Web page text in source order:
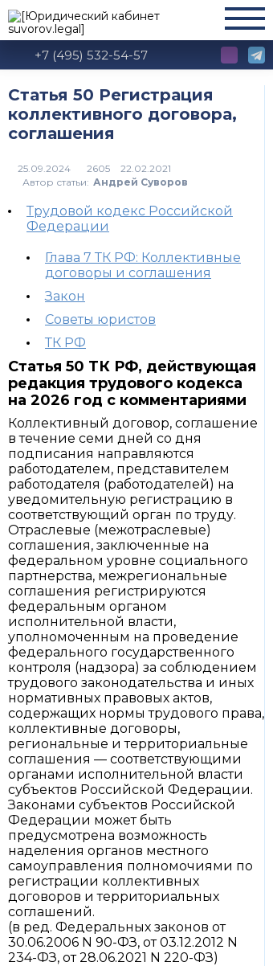
+7 (495) 532-54-57
Статья 50 Регистрация
коллективного договора,
соглашения
2605
Автор статьи: Андрей Суворов
Трудовой кодекс Российской
Федерации
Глава 7 ТК РФ: Коллективные
договоры и соглашения
Закон
Советы юристов
ТК РФ
Статья 50 ТК РФ, действующая
редакция трудового кодекса
на 2026 год с комментариями
Коллективный договор, соглашение
в течение семи дней со дня
подписания направляются
работодателем, представителем
работодателя (работодателей) на
уведомительную регистрацию в
соответствующий орган по труду.
Отраслевые (межотраслевые)
соглашения, заключенные на
федеральном уровне социального
партнерства, межрегиональные
соглашения регистрируются
федеральным органом
исполнительной власти,
уполномоченным на проведение
федерального государственного
контроля (надзора) за соблюдением
трудового законодательства и иных
нормативных правовых актов,
содержащих нормы трудового права,
коллективные договоры,
региональные и территориальные
соглашения — соответствующими
органами исполнительной власти
субъектов Российской Федерации.
Законами субъектов Российской
Федерации может быть
предусмотрена возможность
наделения органов местного
самоуправления полномочиями по
регистрации коллективных
договоров и территориальных
соглашений.
(в ред. Федеральных законов от
30.06.2006 N 90-ФЗ, от 03.12.2012 N
234-ФЗ, от 28.06.2021 N 220-ФЗ)